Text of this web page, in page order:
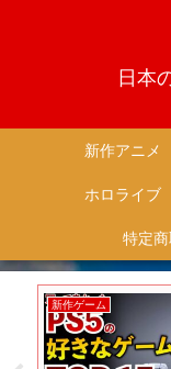
日本
新作アニメ
ホロライブ
新作ゲーム